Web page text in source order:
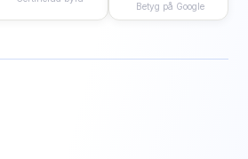
Betyg på Google